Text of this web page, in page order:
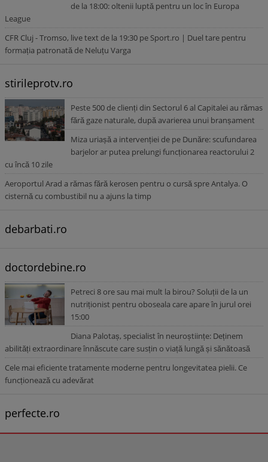
de la 18:00: oltenii luptă pentru un loc în Europa
League
CFR Cluj - Tromso, live text de la 19:30 pe Sport.ro | Duel tare pentru
formația patronată de Neluțu Varga
stirileprotv.ro
Peste 500 de clienți din Sectorul 6 al Capitalei au rămas
fără gaze naturale, după avarierea unui branșament
Miza uriașă a intervenției de pe Dunăre: scufundarea
barjelor ar putea prelungi funcționarea reactorului 2
cu încă 10 zile
Aeroportul Arad a rămas fără kerosen pentru o cursă spre Antalya. O
cisternă cu combustibil nu a ajuns la timp
debarbati.ro
doctordebine.ro
Petreci 8 ore sau mai mult la birou? Soluții de la un
nutriționist pentru oboseala care apare în jurul orei
15:00
Diana Palotaș, specialist în neuroștiințe: Deținem
abilități extraordinare înnăscute care susțin o viață lungă și sănătoasă
Cele mai eficiente tratamente moderne pentru longevitatea pielii. Ce
funcționează cu adevărat
perfecte.ro